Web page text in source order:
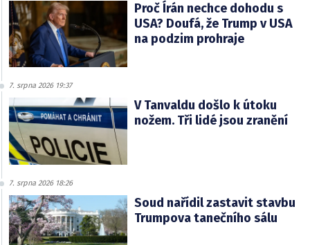
Proč Írán nechce dohodu s
USA? Doufá, že Trump v USA
na podzim prohraje
7. srpna 2026 19:37
V Tanvaldu došlo k útoku
nožem. Tři lidé jsou zranění
7. srpna 2026 18:26
Soud nařídil zastavit stavbu
Trumpova tanečního sálu